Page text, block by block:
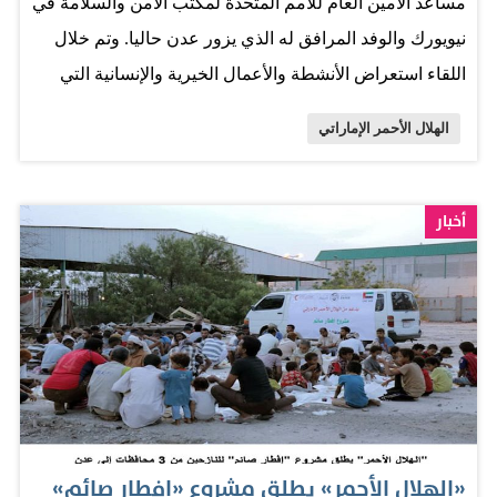
نيويورك والوفد المرافق له الذي يزور عدن حاليا. وتم خلال
اللقاء استعراض الأنشطة والأعمال الخيرية والإنسانية التي
زايد بشكل مفصل عن كل مرحلة من مراحل الأنشطة.
واستعرض آل علي أمام ممثلي الأمم المتحدة بعض أعمال
هيئة الهلال الأحمر الإماراتي ومنها مشاريع حفر آبار المياه في
المناطق الأشد تضررا وأهمها بئر القبيطة في محافظة لحج
إضافة الى توفير مضخات المياه لعدن وإعادة تأهيل عدد من
المدارس في المحافظات المحررة وإغاثة النازحين بالسلل
الغذائية. واطلع الوفد الأممي على تفاصيل مشروع المحطة
الهلال الأحمر الإماراتي
أخبار
«الهلال الأحمر» يطلق مشروع «إفطار صائم»